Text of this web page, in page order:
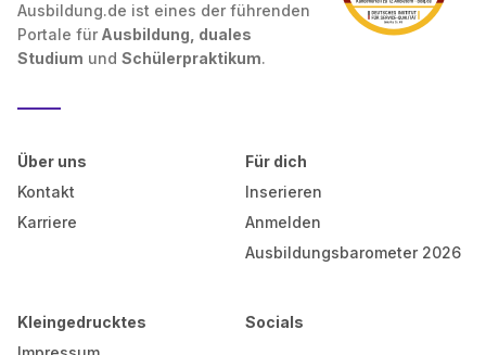
Ausbildung.de ist eines der führenden
Portale für Ausbildung, duales
Studium und Schülerpraktikum.
Über uns
Kontakt
Karriere
Für dich
Inserieren
Anmelden
Ausbildungsbarometer 2026
Kleingedrucktes
Socials